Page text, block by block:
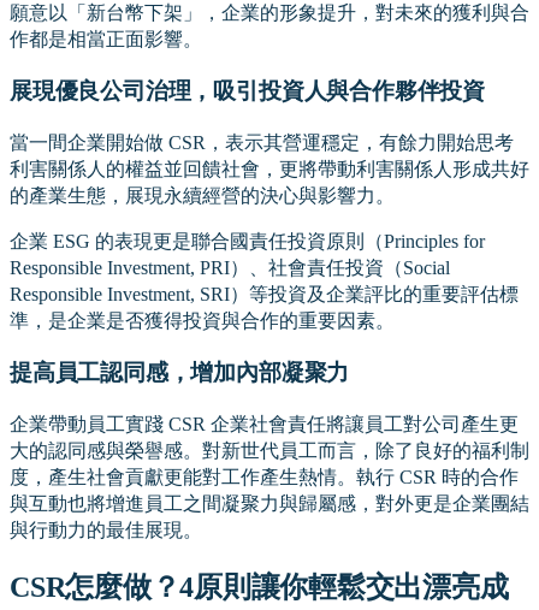
願意以「新台幣下架」，企業的形象提升，對未來的獲利與合
作都是相當正面影響。
展現優良公司治理，吸引投資人與合作夥伴投資
當一間企業開始做 CSR，表示其營運穩定，有餘力開始思考
利害關係人的權益並回饋社會，更將帶動利害關係人形成共好
的產業生態，展現永續經營的決心與影響力。
企業 ESG 的表現更是聯合國責任投資原則（Principles for
Responsible Investment, PRI）、社會責任投資（Social
Responsible Investment, SRI）等投資及企業評比的重要評估標
準，是企業是否獲得投資與合作的重要因素。
提高員工認同感，增加內部凝聚力
企業帶動員工實踐 CSR 企業社會責任將讓員工對公司產生更
大的認同感與榮譽感。對新世代員工而言，除了良好的福利制
度，產生社會貢獻更能對工作產生熱情。執行 CSR 時的合作
與互動也將增進員工之間凝聚力與歸屬感，對外更是企業團結
與行動力的最佳展現。
CSR怎麼做？4原則讓你輕鬆交出漂亮成